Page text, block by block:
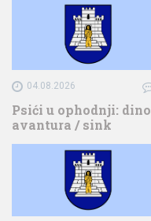
04.08.2026
Psići u ophodnji: dino
avantura / sink